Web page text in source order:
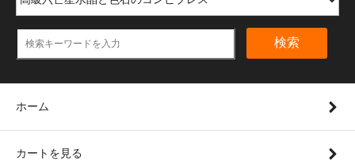
検索
ホーム
カートを見る